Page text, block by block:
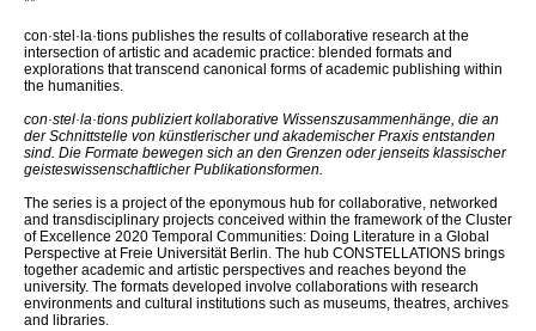
con·stel·la·tions publishes the results of collaborative research at the
intersection of artistic and academic practice: blended formats and
explorations that transcend canonical forms of academic publishing within
the humanities.
con·stel·la·tions publiziert kollaborative Wissenszusammenhänge, die an
der Schnittstelle von künstlerischer und akademischer Praxis entstanden
sind. Die Formate bewegen sich an den Grenzen oder jenseits klassischer
geisteswissenschaftlicher Publikationsformen.
The series is a project of the eponymous hub for collaborative, networked
and transdisciplinary projects conceived within the framework of the Cluster
of Excellence 2020 Temporal Communities: Doing Literature in a Global
Perspective at Freie Universität Berlin. The hub CONSTELLATIONS brings
together academic and artistic perspectives and reaches beyond the
university. The formats developed involve collaborations with research
environments and cultural institutions such as museums, theatres, archives
and libraries.